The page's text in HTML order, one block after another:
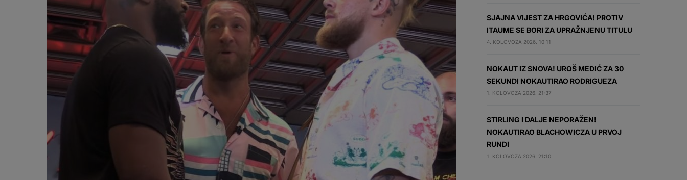
SJAJNA VIJEST ZA HRGOVIĆA! PROTIV
ITAUME SE BORI ZA UPRAŽNJENU TITULU
4. KOLOVOZA 2026. 10:11
NOKAUT IZ SNOVA! UROŠ MEDIĆ ZA 30
SEKUNDI NOKAUTIRAO RODRIGUEZA
1. KOLOVOZA 2026. 21:37
STIRLING I DALJE NEPORAŽEN!
NOKAUTIRAO BLACHOWICZA U PRVOJ
RUNDI
1. KOLOVOZA 2026. 21:10